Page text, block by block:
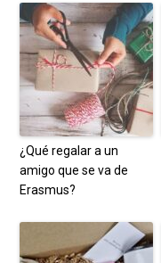
¿Qué regalar a un
amigo que se va de
Erasmus?